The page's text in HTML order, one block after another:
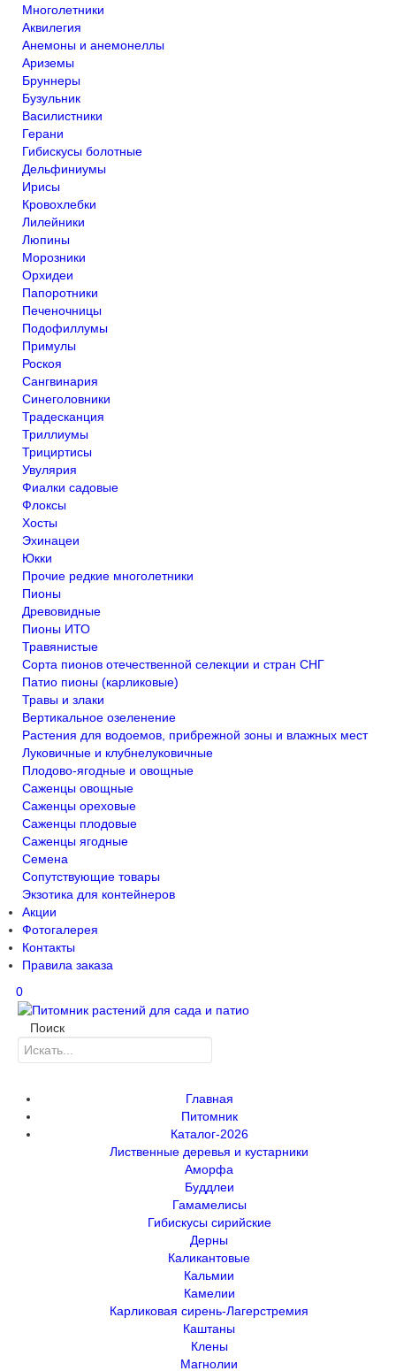
Многолетники
Аквилегия
Анемоны и анемонеллы
Ариземы
Бруннеры
Бузульник
Василистники
Герани
Гибискусы болотные
Дельфиниумы
Ирисы
Кровохлебки
Лилейники
Люпины
Морозники
Орхидеи
Папоротники
Печеночницы
Подофиллумы
Примулы
Роскоя
Сангвинария
Синеголовники
Традесканция
Триллиумы
Трициртисы
Увулярия
Фиалки садовые
Флоксы
Хосты
Эхинацеи
Юкки
Прочие редкие многолетники
Пионы
Древовидные
Пионы ИТО
Травянистые
Сорта пионов отечественной селекции и стран СНГ
Патио пионы (карликовые)
Травы и злаки
Вертикальное озеленение
Растения для водоемов, прибрежной зоны и влажных мест
Луковичные и клубнелуковичные
Плодово-ягодные и овощные
Саженцы овощные
Саженцы ореховые
Саженцы плодовые
Саженцы ягодные
Семена
Сопутствующие товары
Экзотика для контейнеров
Акции
Фотогалерея
Контакты
Правила заказа
0
Поиск
Главная
Питомник
Каталог-2026
Лиственные деревья и кустарники
Аморфа
Буддлеи
Гамамелисы
Гибискусы сирийские
Дерны
Каликантовые
Кальмии
Камелии
Карликовая сирень-Лагерстремия
Каштаны
Клены
Магнолии